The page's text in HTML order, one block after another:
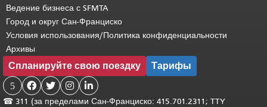
Ведение бизнеса с SFMTA
Город и округ Сан-Франциско
Условия использования/Политика конфиденциальности
Архивы
Спланируйте свою поездку Тарифы
5    
☎ 311 (за пределами Сан-Франциско: 415.701.2311; TTY